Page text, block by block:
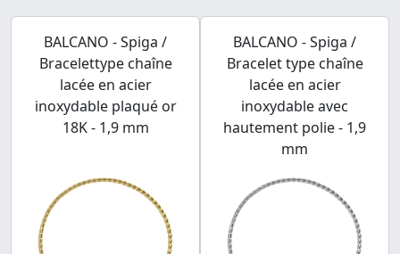
BALCANO - Spiga /
Bracelettype chaîne
lacée en acier
inoxydable plaqué or
18K - 1,9 mm
BALCANO - Spiga /
Bracelet type chaîne
lacée en acier
inoxydable avec
hautement polie - 1,9
mm